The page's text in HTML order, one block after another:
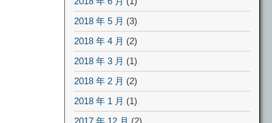
2018 年 5 月 (3)
2018 年 4 月 (2)
2018 年 3 月 (1)
2018 年 2 月 (2)
2018 年 1 月 (1)
2017 年 12 月 (2)